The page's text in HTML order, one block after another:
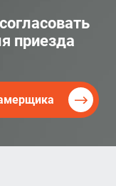
приезда